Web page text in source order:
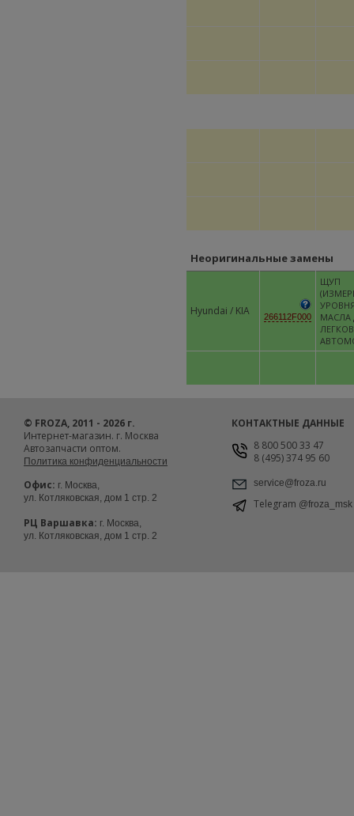
Неоригинальные замены
Hyundai / KIA 266112F000
ЩУП
МАСЛА
© FROZA, 2011 - 2026 г.
Интернет-магазин. г. Москва
Автозапчасти оптом.
Политика конфиденциальности
Офис: г. Москва,
ул. Котляковская, дом 1 стр. 2
РЦ Варшавка: г. Москва,
ул. Котляковская, дом 1 стр. 2
КОНТАКТНЫЕ ДАННЫЕ
8 800 500 33 47
8 (495) 374 95 60
service@froza.ru
Telegram @froza_msk